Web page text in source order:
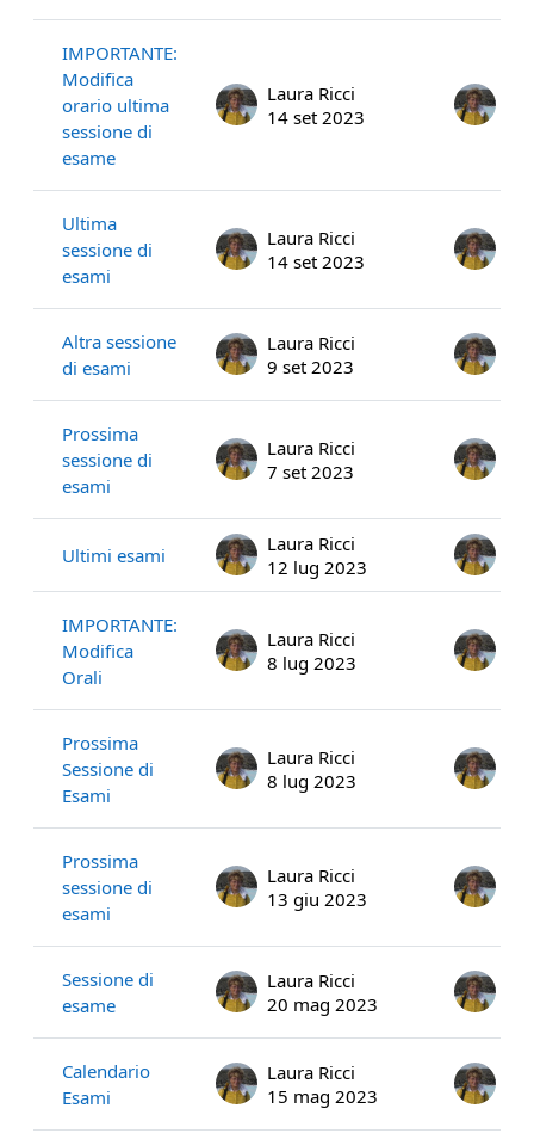
IMPORTANTE:
Modifica
orario ultima
sessione di
esame
Laura Ricci
14 set 2023
Ultima
sessione di
esami
Laura Ricci
14 set 2023
Altra sessione
di esami
Laura Ricci
9 set 2023
Prossima
sessione di
esami
Laura Ricci
7 set 2023
Ultimi esami
Laura Ricci
12 lug 2023
IMPORTANTE:
Modifica
Orali
Laura Ricci
8 lug 2023
Prossima
Sessione di
Esami
Laura Ricci
8 lug 2023
Prossima
sessione di
esami
Laura Ricci
13 giu 2023
Sessione di
esame
Laura Ricci
20 mag 2023
Calendario
Esami
Laura Ricci
15 mag 2023